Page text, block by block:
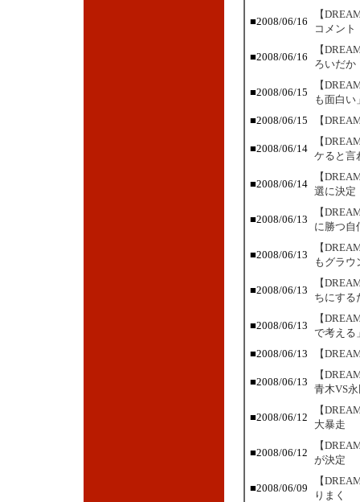
■2008/06/16
【
コメント
■2008/06/16
【
ろいだか
■2008/06/15
【
も面白い
■2008/06/15
【
■2008/06/14
【
ケると言
■2008/06/14
【
選に決定
■2008/06/13
【
に勝つ自
■2008/06/13
【
もグラウ
■2008/06/13
【
ちにする
■2008/06/13
【
で考える
■2008/06/13
【
■2008/06/13
【
青木VS
■2008/06/12
【
大暴走
■2008/06/12
【
が決定
■2008/06/09
【
りまく